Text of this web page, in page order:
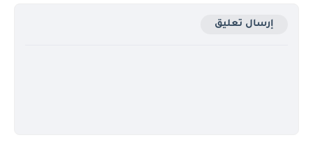
إرسال تعليق